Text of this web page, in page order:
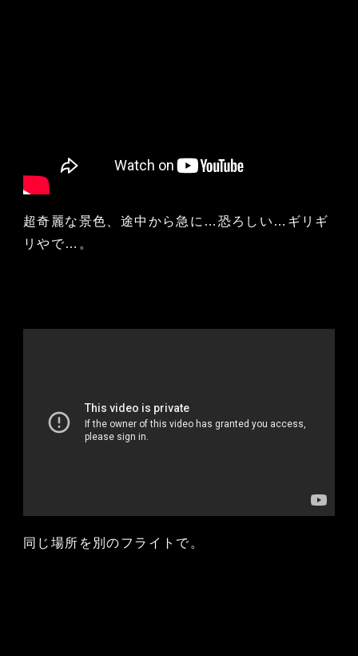
超奇麗な景色、途中から急に…恐ろしい…ギリギ
リやで…。
同じ場所を別のフライトで。